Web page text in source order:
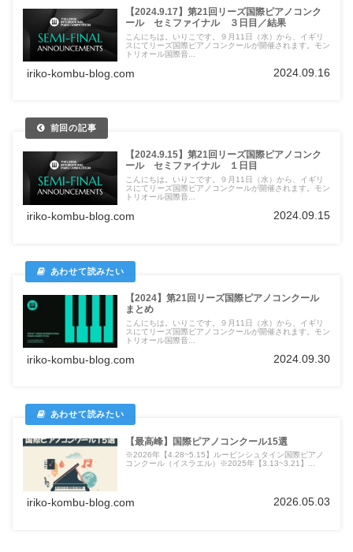
【2024.9.17】第21回リーズ国際ピアノコンク
ール セミファイナル ３日目／結果
こんにちは。いりこです。９月11日（水）から、イギリ
スにてリーズ国際ピアノコンクールが開催されます。モン
トリオール国際音...
iriko-kombu-blog.com 2024.09.16
【2024.9.15】第21回リーズ国際ピアノコンク
ール セミファイナル １日目
こんにちは。いりこです。９月11日（水）から、イギリ
スにてリーズ国際ピアノコンクールが開催されます。モン
トリオール国際音...
iriko-kombu-blog.com 2024.09.15
【2024】第21回リーズ国際ピアノコンクール
まとめ
こんにちは。いりこです。９月11日（水）から、イギリ
スにてリーズ国際ピアノコンクールが開催されます。モン
トリオール国際音...
iriko-kombu-blog.com 2024.09.30
【最高峰】国際ピアノコンクール15選
※2026年【4.28~5.15】ルービンシュタイン国際ピアノ
コンクール（イスラエル）※2025年【3.13~3.21】...
iriko-kombu-blog.com 2026.05.03